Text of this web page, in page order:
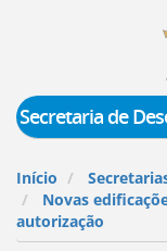
Vitória
teclado:
para
a
página
de
Secretaria de
Início
Novas
autorização